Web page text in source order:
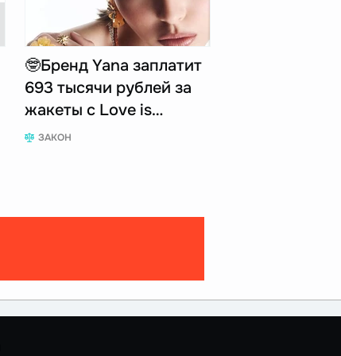
🤓Бренд Yana заплатит
693 тысячи рублей за
жакеты с Love is…
ЗАКОН